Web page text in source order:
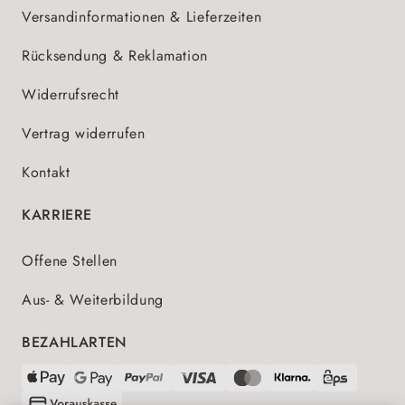
Versandinformationen & Lieferzeiten
Rücksendung & Reklamation
Widerrufsrecht
Vertrag widerrufen
Kontakt
KARRIERE
Offene Stellen
Aus- & Weiterbildung
BEZAHLARTEN